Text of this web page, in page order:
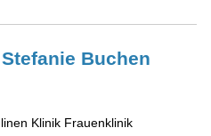
Buchen
Klinik Frauenklinik